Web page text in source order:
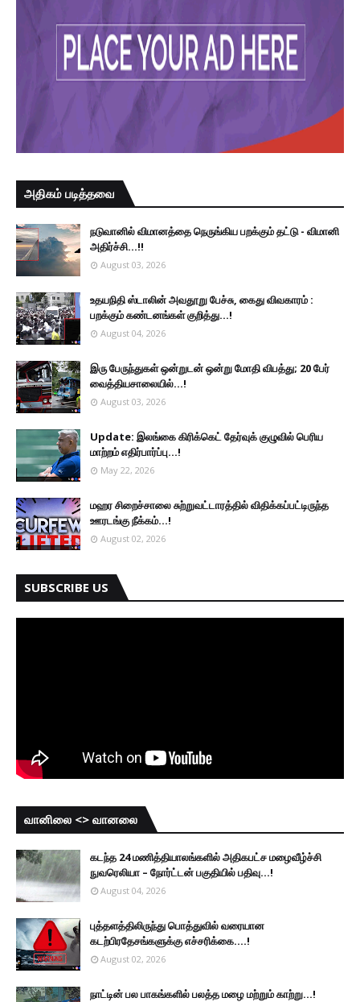
அதிகம் படித்தவை
நடுவானில் விமானத்தை நெருங்கிய பறக்கும் தட்டு - விமானி
அதிர்ச்சி...!!
August 03, 2026
உதயநிதி ஸ்டாலின் அவதூறு பேச்சு, கைது விவகாரம் :
பறக்கும் கண்டனங்கள் குறித்து...!
August 04, 2026
இரு ப‍ேருந்துகள் ஒன்றுடன் ஒன்று மோதி விபத்து; 20 பேர்
வைத்தியசாலையில்...!
August 03, 2026
Update: இலங்கை கிரிக்கெட் தேர்வுக் குழுவில் பெரிய
மாற்றம் எதிர்பார்ப்பு...!
May 22, 2026
மஹர சிறைச்சாலை சுற்றுவட்டாரத்தில் விதிக்கப்பட்டிருந்த
ஊரடங்கு நீக்கம்...!
August 02, 2026
SUBSCRIBE US
வானிலை <> வானலை
கடந்த 24 மணித்தியாலங்களில் அதிகபட்ச மழைவீழ்ச்சி
நுவரெலியா – நோர்ட்டன் பகுதியில் பதிவு...!
August 04, 2026
புத்தளத்திலிருந்து பொத்துவில் வரையான
கடற்பிரதேசங்களுக்கு எச்சரிக்கை....!
August 02, 2026
நாட்டின் பல பாகங்களில் பலத்த மழை மற்றும் காற்று...!